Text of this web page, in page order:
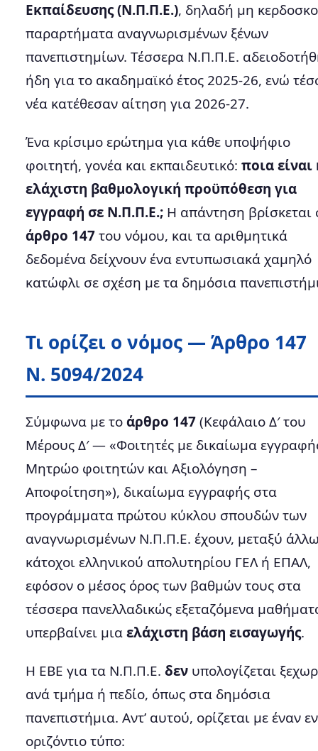
Εκπαίδευσης (Ν.Π.Π.Ε.), δηλαδή μη
παραρτήματα αναγνωρισμένων ξένων
πανεπιστημίων. Τέσσερα Ν.Π.Π.Ε.
ήδη για το ακαδημαϊκό έτος 2025-26, ενώ
νέα κατέθεσαν αίτηση για 2026-27.
Ένα κρίσιμο ερώτημα για κάθε υποψήφιο
φοιτητή, γονέα και εκπαιδευτικό: ποια είναι
ελάχιστη βαθμολογική προϋπόθεση για
εγγραφή σε Ν.Π.Π.Ε.; Η απάντηση βρίσκεται
άρθρο 147του νόμου, και τα αριθμητικά
δεδομένα δείχνουν ένα εντυπωσιακά χαμηλό
κατώφλι σε σχέση με τα δημόσια
Τι ορίζει ο νόμος — Άρθρο 147
Ν. 5094/2024
Σύμφωνα με τοάρθρο 147(Κεφάλαιο Δ′ του
Μέρους Δ′ — «Φοιτητές με δικαίωμα
Μητρώο φοιτητών και Αξιολόγηση –
Αποφοίτηση»), δικαίωμα εγγραφής στα
προγράμματα πρώτου κύκλου σπουδών των
αναγνωρισμένων Ν.Π.Π.Ε. έχουν, μεταξύ
κάτοχοι ελληνικού απολυτηρίου ΓΕΛ ή ΕΠΑΛ,
εφόσον ο μέσος όρος των βαθμών τους στα
τέσσερα πανελλαδικώς εξεταζόμενα
υπερβαίνει μιαελάχιστη βάση εισαγωγής.
Η ΕΒΕ για τα Ν.Π.Π.Ε. δεν υπολογίζεται
ανά τμήμα ή πεδίο, όπως στα δημόσια
πανεπιστήμια. Αντ’ αυτού, ορίζεται με έναν
οριζόντιο τύπο: